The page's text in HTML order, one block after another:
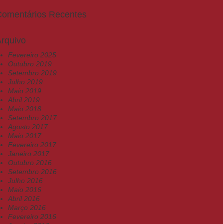
Recentes
Fevereiro 2025
Outubro 2019
Setembro 2019
Julho 2019
Maio 2019
Abril 2019
Maio 2018
Setembro 2017
Agosto 2017
Maio 2017
Fevereiro 2017
Janeiro 2017
Outubro 2016
Setembro 2016
Julho 2016
Maio 2016
Abril 2016
Março 2016
Fevereiro 2016